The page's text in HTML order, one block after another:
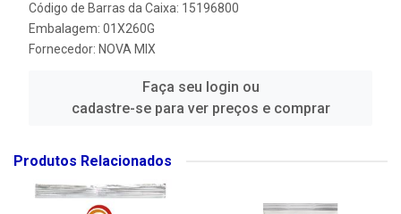
Código de Barras da Caixa: 15196800
Embalagem: 01X260G
Fornecedor: NOVA MIX
Faça seu login ou
cadastre-se para ver preços e comprar
Produtos Relacionados